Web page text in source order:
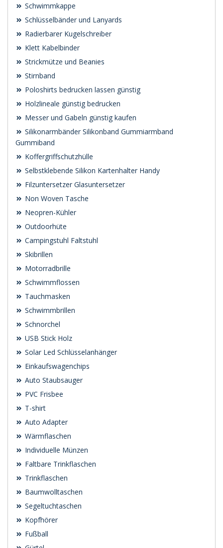
Schwimmkappe
Schlüsselbänder und Lanyards
Radierbarer Kugelschreiber
Klett Kabelbinder
Strickmütze und Beanies
Stirnband
Poloshirts bedrucken lassen günstig
Holzlineale günstig bedrucken
Messer und Gabeln günstig kaufen
Silikonarmbänder Silikonband Gummiarmband
Gummiband
Koffergriffschutzhülle
Selbstklebende Silikon Kartenhalter Handy
Filzuntersetzer Glasuntersetzer
Non Woven Tasche
Neopren-Kühler
Outdoorhüte
Campingstuhl Faltstuhl
Skibrillen
Motorradbrille
Schwimmflossen
Tauchmasken
Schwimmbrillen
Schnorchel
USB Stick Holz
Solar Led Schlüsselanhänger
Einkaufswagenchips
Auto Staubsauger
PVC Frisbee
T-shirt
Auto Adapter
Wärmflaschen
Individuelle Münzen
Faltbare Trinkflaschen
Trinkflaschen
Baumwolltaschen
Segeltuchtaschen
Kopfhörer
Fußball